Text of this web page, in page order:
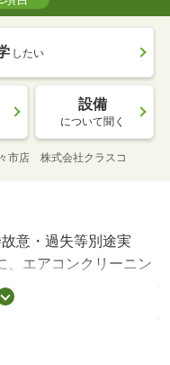
したい
設備
について聞く
市店 株式会社クラスコ
意・過失等別途実
エアコンクリーニン
ニング料金は入居時に
０３３２１９６７・
％＋８００円／月